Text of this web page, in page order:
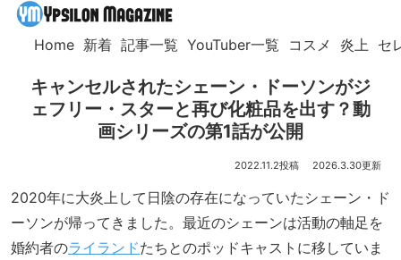
Home 新着 記事一覧 YouTuber一覧 コスメ 炎上 セ
キャンセルされたシェーン・ドーソンがジ
ェフリー・スターと再び化粧品を出す？動
画シリーズの第1話が公開
2022.11.2 2026.3.30
2020年に大炎上して日陰の存在になっていたシェーン・ド
ーソンが帰ってきました。最近のシェーンは活動の軸足を
婚約者のライランドたちとのポッドキャストに移していま